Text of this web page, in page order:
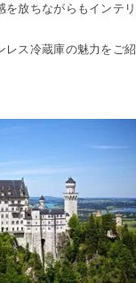
を放ちながらもインテ
ス冷蔵庫の魅力をご紹